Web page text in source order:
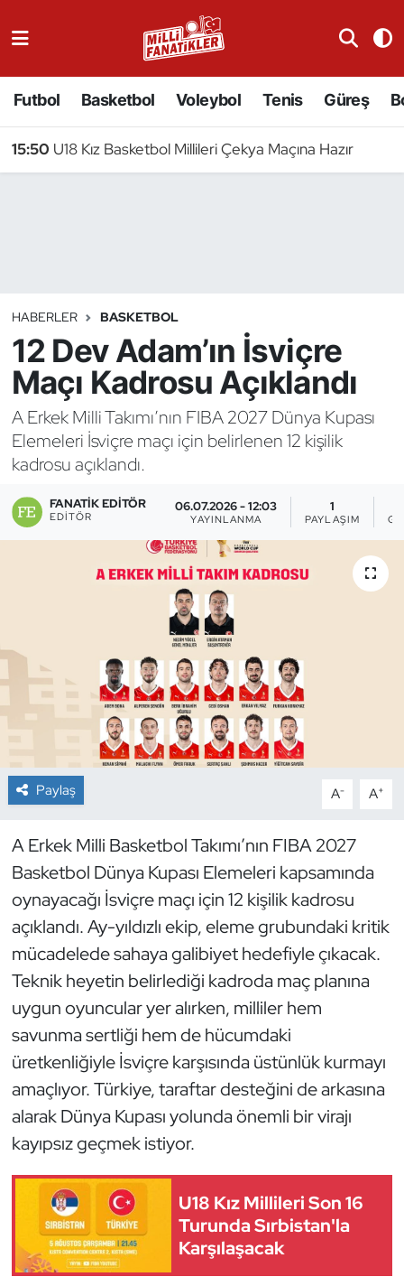
Futbol Basketbol Voleybol Tenis Güreş
15:50 U18 Kız Basketbol Millileri Çekya Maçına Hazır
HABERLER BASKETBOL
12 Dev Adam’ın İsviçre
Maçı Kadrosu Açıklandı
A Erkek Milli Takımı’nın FIBA 2027 Dünya Kupası
Elemeleri İsviçre maçı için belirlenen 12 kişilik
kadrosu açıklandı.
FANATIK EDITÖR
EDITÖR
06.07.2026 - 12:03
YAYINLANMA
1
PAYLAŞIM
Paylaş A- A+
A Erkek Milli Basketbol Takımı’nın FIBA 2027
Basketbol Dünya Kupası Elemeleri kapsamında
oynayacağı İsviçre maçı için 12 kişilik kadrosu
açıklandı. Ay-yıldızlı ekip, eleme grubundaki kritik
mücadelede sahaya galibiyet hedefiyle çıkacak.
Teknik heyetin belirlediği kadroda maç planına
uygun oyuncular yer alırken, milliler hem
savunma sertliği hem de hücumdaki
üretkenliğiyle İsviçre karşısında üstünlük kurmayı
amaçlıyor. Türkiye, taraftar desteğini de arkasına
alarak Dünya Kupası yolunda önemli bir virajı
kayıpsız geçmek istiyor.
U18 Kız Millileri Son 16
Turunda Sırbistan'la
Karşılaşacak
Badminton
Binicilik
Bisiklet
Bocce Bowling Dart
Buz Hokeyi
Çim Hokeyi
Cimnastik
Curling
Dağcılık
Dans Sporları
Dövüş Sanatı
E-Spor
Eskrim
Futbol
Futsal
Genel
Golf
Güreş
Halter